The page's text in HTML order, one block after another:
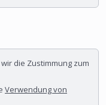
die Zustimmung zum
Verwendung von